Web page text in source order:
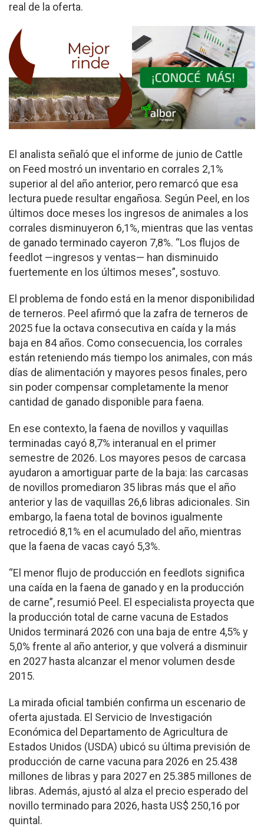
real de la oferta.
El analista señaló que el informe de junio de Cattle
on Feed mostró un inventario en corrales 2,1%
superior al del año anterior, pero remarcó que esa
lectura puede resultar engañosa. Según Peel, en los
últimos doce meses los ingresos de animales a los
corrales disminuyeron 6,1%, mientras que las ventas
de ganado terminado cayeron 7,8%. “Los flujos de
feedlot —ingresos y ventas— han disminuido
fuertemente en los últimos meses”, sostuvo.
El problema de fondo está en la menor disponibilidad
de terneros. Peel afirmó que la zafra de terneros de
2025 fue la octava consecutiva en caída y la más
baja en 84 años. Como consecuencia, los corrales
están reteniendo más tiempo los animales, con más
días de alimentación y mayores pesos finales, pero
sin poder compensar completamente la menor
cantidad de ganado disponible para faena.
En ese contexto, la faena de novillos y vaquillas
terminadas cayó 8,7% interanual en el primer
semestre de 2026. Los mayores pesos de carcasa
ayudaron a amortiguar parte de la baja: las carcasas
de novillos promediaron 35 libras más que el año
anterior y las de vaquillas 26,6 libras adicionales. Sin
embargo, la faena total de bovinos igualmente
retrocedió 8,1% en el acumulado del año, mientras
que la faena de vacas cayó 5,3%.
“El menor flujo de producción en feedlots significa
una caída en la faena de ganado y en la producción
de carne”, resumió Peel. El especialista proyecta que
la producción total de carne vacuna de Estados
Unidos terminará 2026 con una baja de entre 4,5% y
5,0% frente al año anterior, y que volverá a disminuir
en 2027 hasta alcanzar el menor volumen desde
2015.
La mirada oficial también confirma un escenario de
oferta ajustada. El Servicio de Investigación
Económica del Departamento de Agricultura de
Estados Unidos (USDA) ubicó su última previsión de
producción de carne vacuna para 2026 en 25.438
millones de libras y para 2027 en 25.385 millones de
libras. Además, ajustó al alza el precio esperado del
novillo terminado para 2026, hasta US$ 250,16 por
quintal.